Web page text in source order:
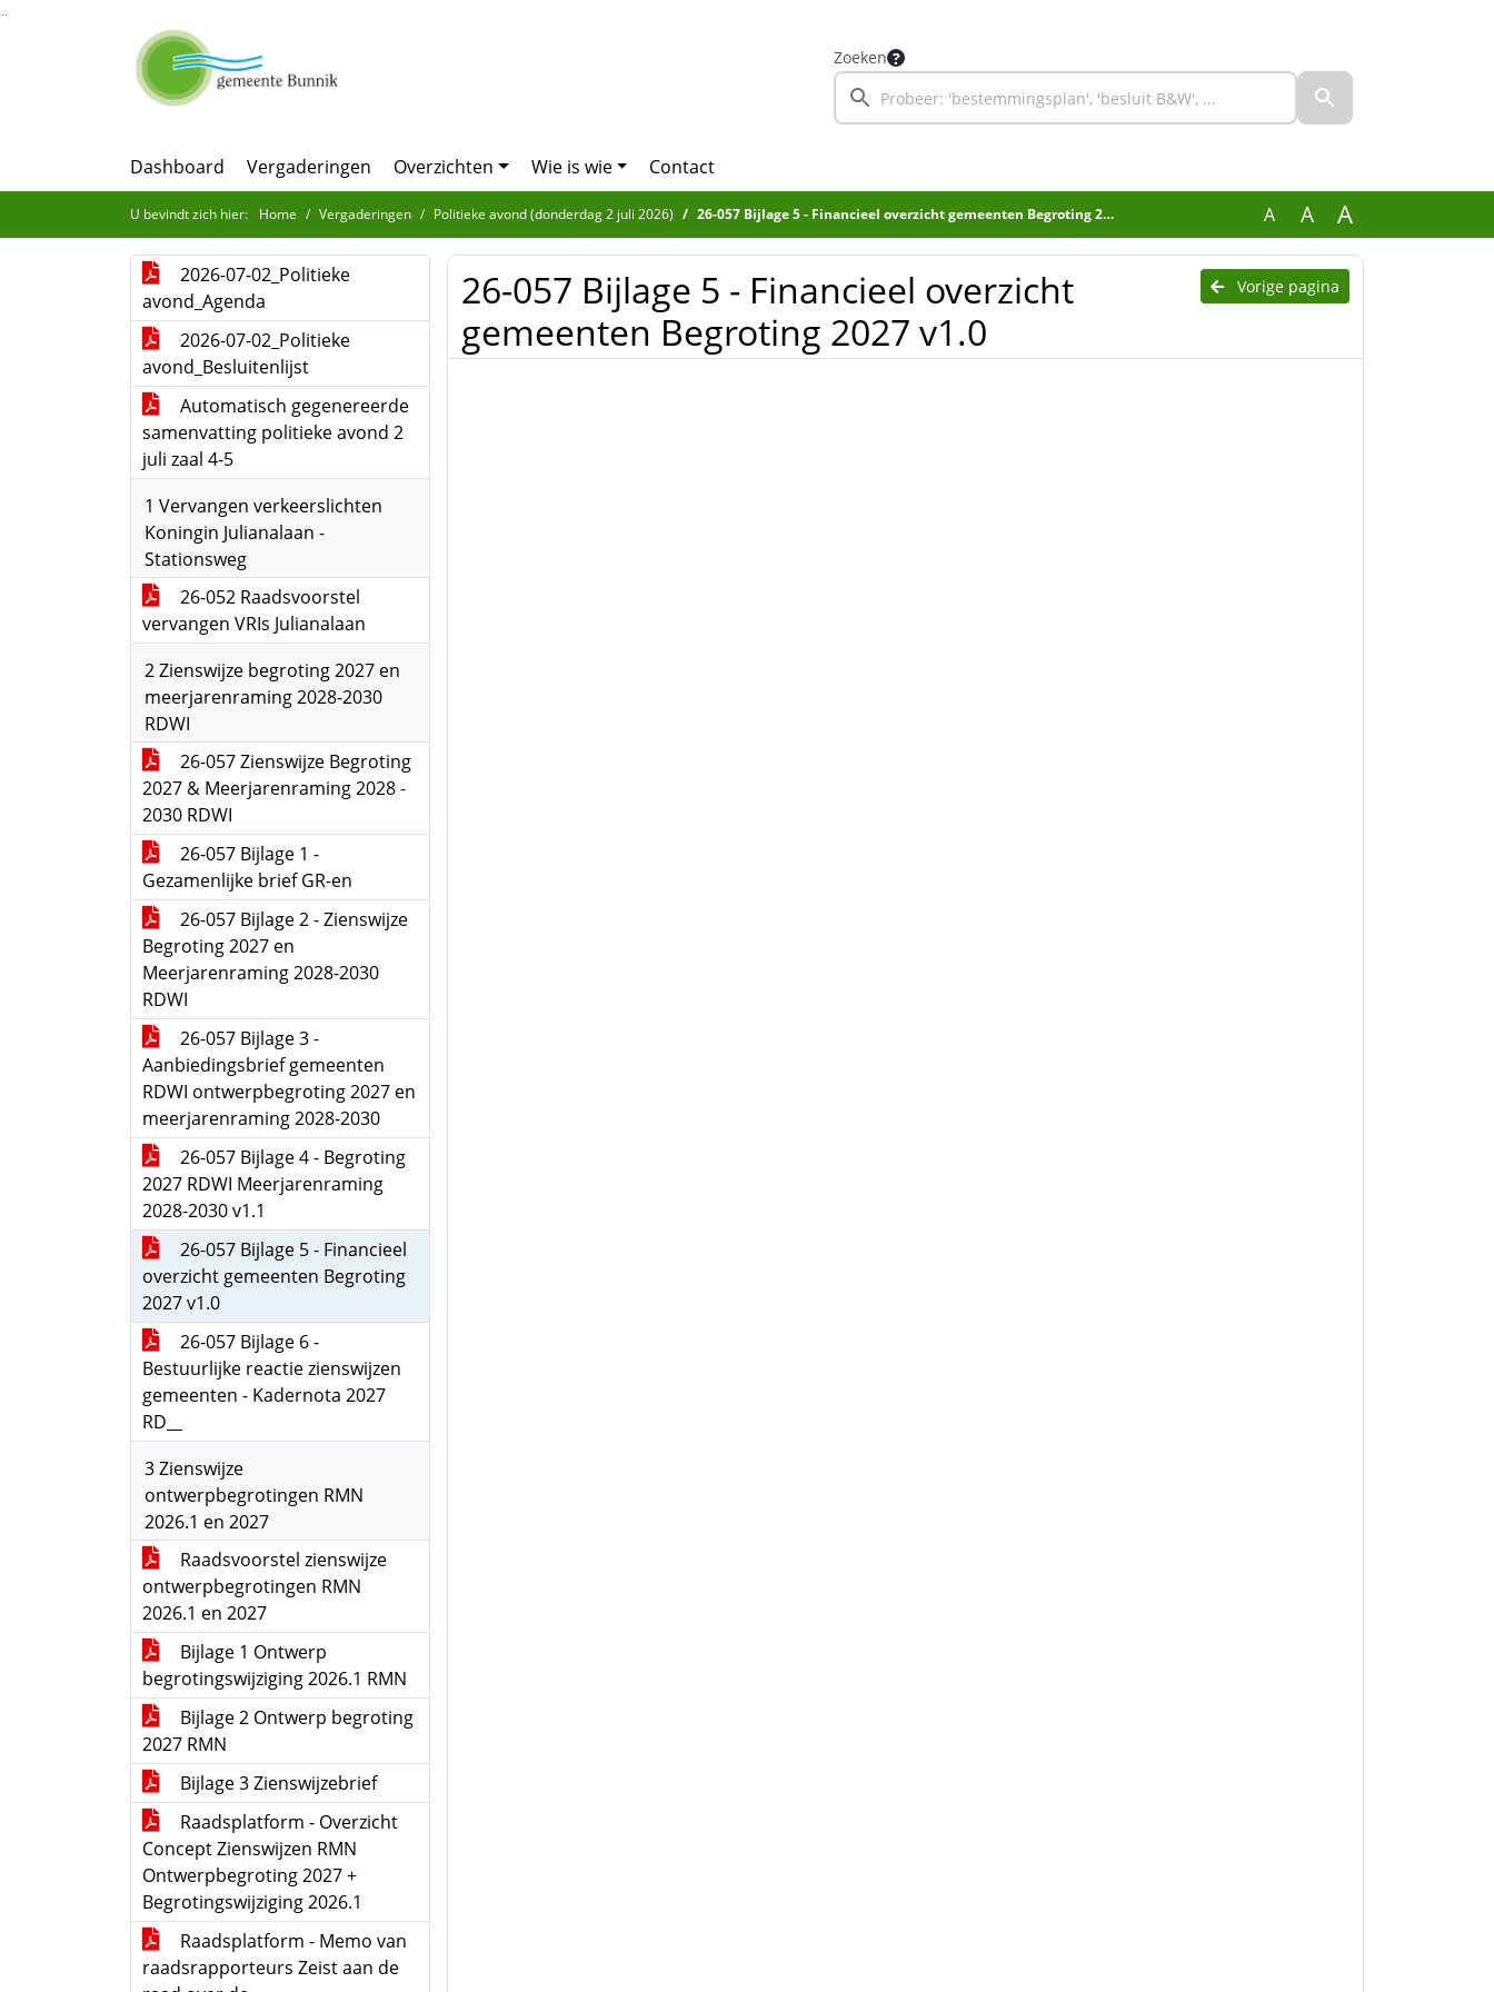
Ga naar de inhoud van deze pagina
Ga naar het zoeken
Ga naar het menu
Zoeken
Dashboard Vergaderingen Overzichten Wie is wie Contact
U bevindt zich hier: Home Vergaderingen Politieke avond (donderdag 2 juli 2026) 26-057 Bijlage 5 - Financieel overzicht gemeenten Begroting 2027 v1.0 A A A
2026-07-02_Politieke
avond_Agenda
2026-07-02_Politieke
avond_Besluitenlijst
Automatisch gegenereerde
samenvatting politieke avond 2
juli zaal 4-5
1 Vervangen verkeerslichten
Koningin Julianalaan -
Stationsweg
26-052 Raadsvoorstel
vervangen VRIs Julianalaan
2 Zienswijze begroting 2027 en
meerjarenraming 2028-2030
RDWI
26-057 Zienswijze Begroting
2027 & Meerjarenraming 2028 -
2030 RDWI
26-057 Bijlage 1 -
Gezamenlijke brief GR-en
26-057 Bijlage 2 - Zienswijze
Begroting 2027 en
Meerjarenraming 2028-2030
RDWI
26-057 Bijlage 3 -
Aanbiedingsbrief gemeenten
RDWI ontwerpbegroting 2027 en
meerjarenraming 2028-2030
26-057 Bijlage 4 - Begroting
2027 RDWI Meerjarenraming
2028-2030 v1.1
26-057 Bijlage 5 - Financieel
overzicht gemeenten Begroting
2027 v1.0
26-057 Bijlage 6 -
Bestuurlijke reactie zienswijzen
gemeenten - Kadernota 2027
RD__
3 Zienswijze
ontwerpbegrotingen RMN
2026.1 en 2027
Raadsvoorstel zienswijze
ontwerpbegrotingen RMN
2026.1 en 2027
Bijlage 1 Ontwerp
begrotingswijziging 2026.1 RMN
Bijlage 2 Ontwerp begroting
2027 RMN
Bijlage 3 Zienswijzebrief
Raadsplatform - Overzicht
Concept Zienswijzen RMN
Ontwerpbegroting 2027 +
Begrotingswijziging 2026.1
Raadsplatform - Memo van
raadsrapporteurs Zeist aan de
Vorige pagina
26-057 Bijlage 5 - Financieel overzicht
gemeenten Begroting 2027 v1.0